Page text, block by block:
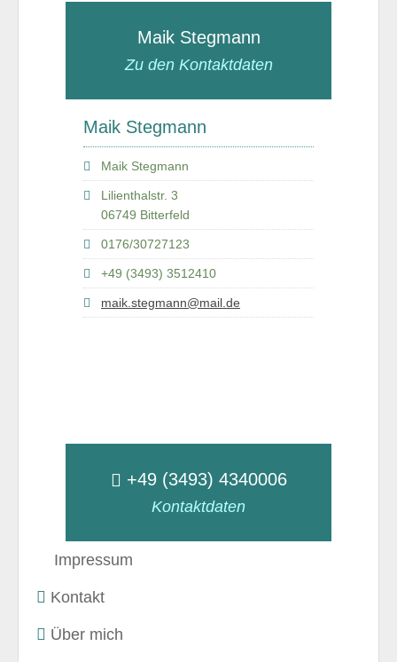
Maik Stegmann
Zu den Kontaktdaten
Maik Stegmann
Maik Stegmann
Lilienthalstr. 3
06749 Bitterfeld
0176/30727123
+49 (3493) 3512410
maik.stegmann@mail.de
+49 (3493) 4340006
Kontaktdaten
Impressum
Kontakt
Über mich